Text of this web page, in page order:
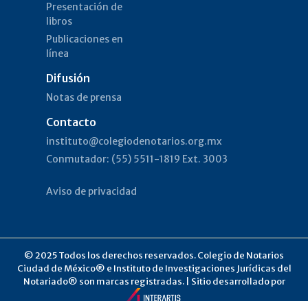
Presentación de
libros
Publicaciones en
línea
Difusión
Notas de prensa
Contacto
instituto@colegiodenotarios.org.mx
Conmutador: (55) 5511-1819 Ext. 3003
Aviso de privacidad
© 2025 Todos los derechos reservados. Colegio de Notarios
Ciudad de México® e Instituto de Investigaciones Jurídicas del
Notariado® son marcas registradas. | Sitio desarrollado por